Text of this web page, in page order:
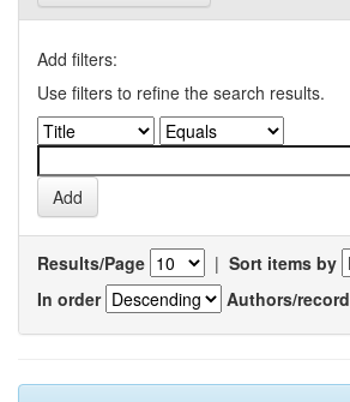
Add filters:
Use filters to refine the search results.
Results/Page | Sort items by
In order
Authors/record